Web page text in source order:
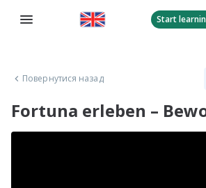
Start
Повернутися назад
Fortuna erleben –